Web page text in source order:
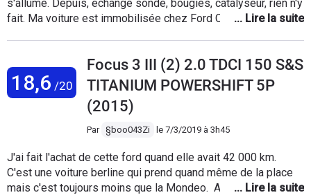
s'allume. Depuis, échange sonde, bougies, catalyseur, rien n'y
fait. Ma voiture est immobilisée chez Ford Chambery depuis
Heureusement que j'ai pris une extension de garantie.
Combien de temps va durer cette petite plaisanterie? Je suis
vraiment déçu vis à vis de Ford qui en 17 mois n'a pas été en
mesure de réparer ma voiture.
18,6 /20
Focus 3 III (2) 2.0 TDCI 150 S&S
TITANIUM POWERSHIFT 5P
(2015)
Par §boo043Zi le 7/3/2019 à 3h45
J'ai fait l'achat de cette ford quand elle avait 42 000 km.
C'est une voiture berline qui prend quand même de la place
mais c'est toujours moins que la Mondeo. Actuellement je